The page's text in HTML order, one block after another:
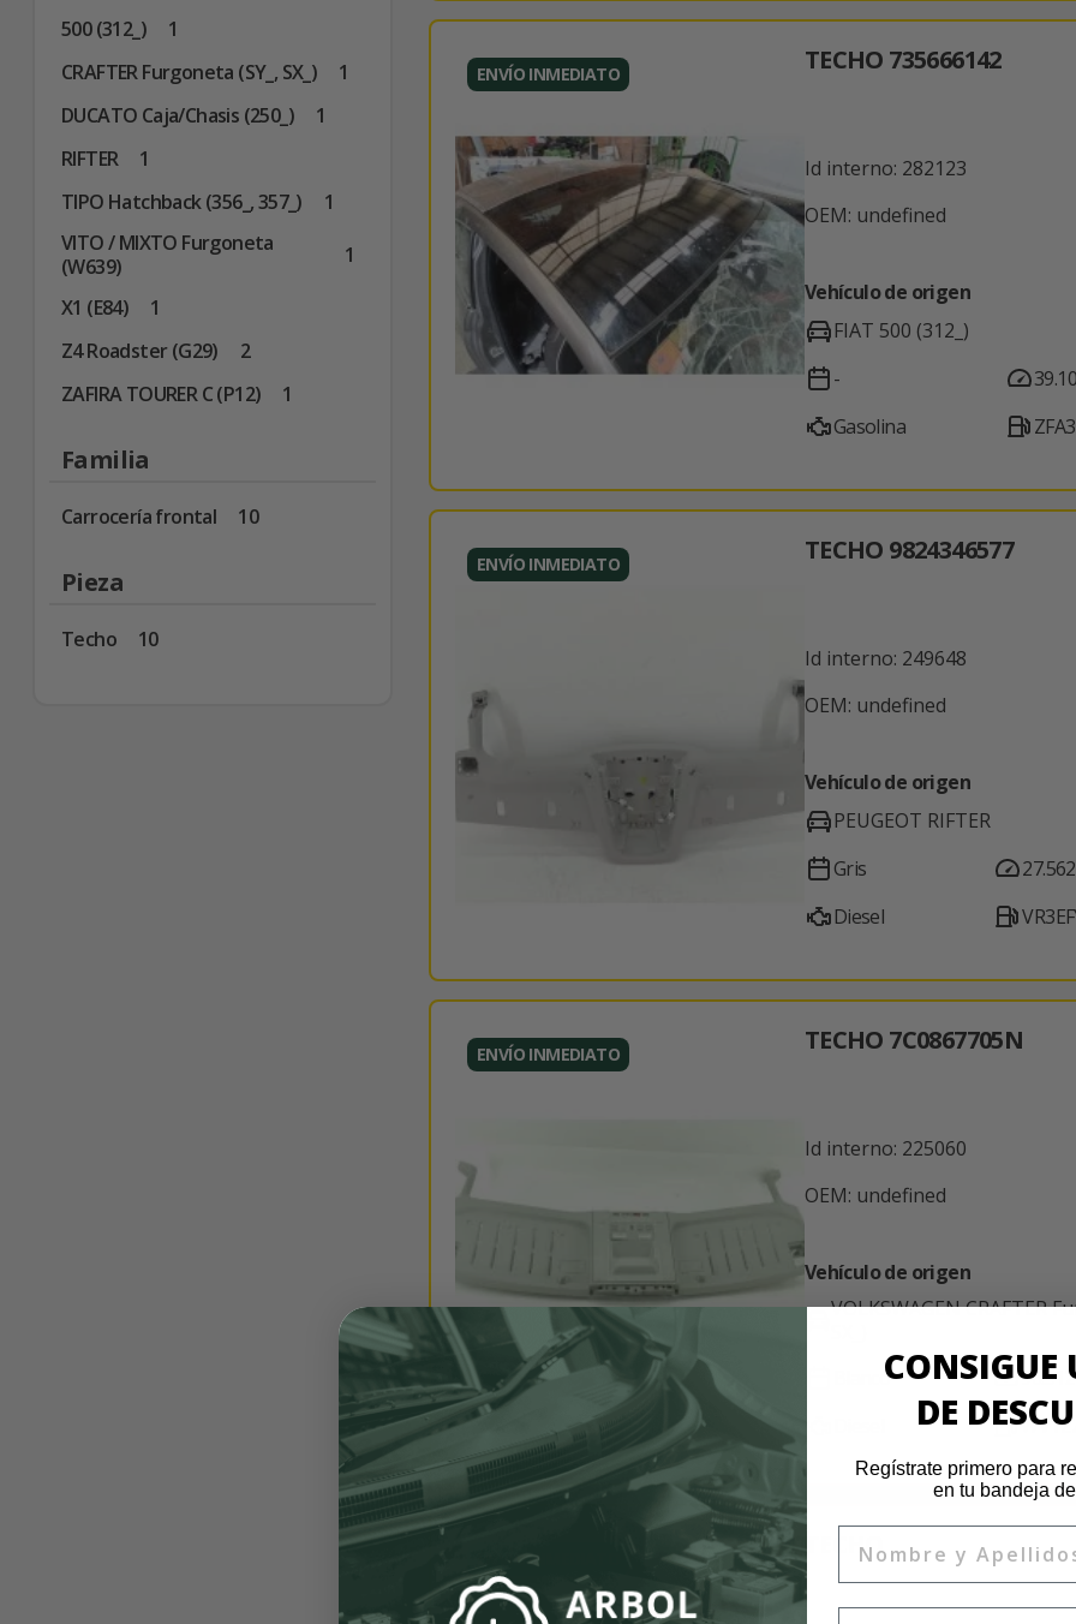
500 (312_)
1
CRAFTER Furgoneta (SY_, SX_)
1
DUCATO Caja/Chasis (250_)
1
RIFTER
1
TIPO Hatchback (356_, 357_)
1
VITO / MIXTO Furgoneta
(W639)
1
X1 (E84)
1
Z4 Roadster (G29)
2
ZAFIRA TOURER C (P12)
1
Familia
Carrocería frontal 10
Pieza
Techo 10
ENVÍO INMEDIATO TECHO 735666142
Id interno: 282123
OEM: undefined
Vehículo de origen
FIAT 500 (312_)
-
Gasolina
ENVÍO INMEDIATO TECHO 9824346577
Id interno: 249648
OEM: undefined
Vehículo de origen
PEUGEOT RIFTER
Gris
Diesel
27.562
ENVÍO INMEDIATO TECHO 7C0867705N
Id interno: 225060
OEM: undefined
Vehículo de origen
VOLKSWAGEN CRAFTER
Blanco
96.312
ENVÍO INMEDIATO TECHO
CONSIGUE
DE
Regístrate primero para
en tu bandeja